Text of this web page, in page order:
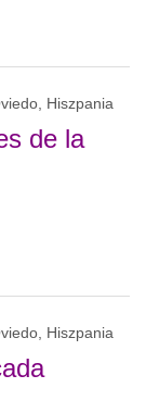
Hiszpania
de la
Hiszpania